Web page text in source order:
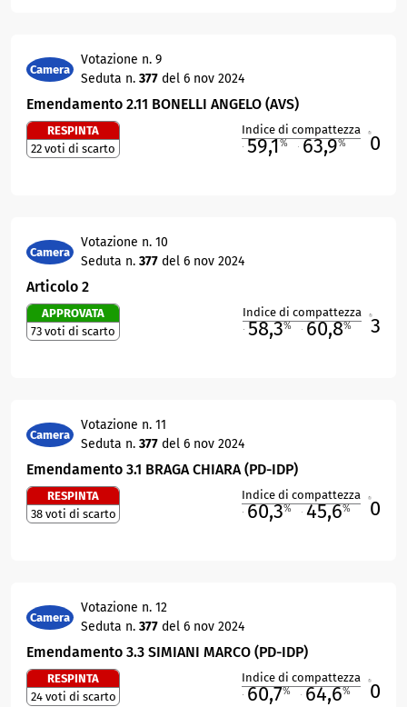
Camera
Votazione n. 9
Seduta n. 377 del 6 nov 2024
Emendamento 2.11 BONELLI ANGELO (AVS)
RESPINTA
22 voti di scarto
Indice di compattezza
59,1% 63,9% 0
Camera
Votazione n. 10
Seduta n. 377 del 6 nov 2024
Articolo 2
APPROVATA
73 voti di scarto
Indice di compattezza
58,3% 60,8% 3
Camera
Votazione n. 11
Seduta n. 377 del 6 nov 2024
Emendamento 3.1 BRAGA CHIARA (PD-IDP)
RESPINTA
38 voti di scarto
Indice di compattezza
60,3% 45,6% 0
Camera
Votazione n. 12
Seduta n. 377 del 6 nov 2024
Emendamento 3.3 SIMIANI MARCO (PD-IDP)
RESPINTA
24 voti di scarto
Indice di compattezza
60,7% 64,6% 0